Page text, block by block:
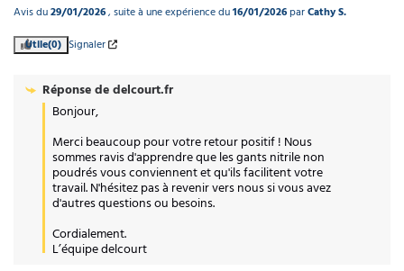
Avis du29/01/2026, suite à une expérience du16/01/2026parCathy S.
Utile(0) Signaler
Réponse dedelcourt.fr
Bonjour,
Merci beaucoup pour votre retour positif ! Nous
sommes ravis d'apprendre que les gants nitrile non
poudrés vous conviennent et qu'ils facilitent votre
travail. N'hésitez pas à revenir vers nous si vous avez
d'autres questions ou besoins.
Cordialement.
L’équipe delcourt